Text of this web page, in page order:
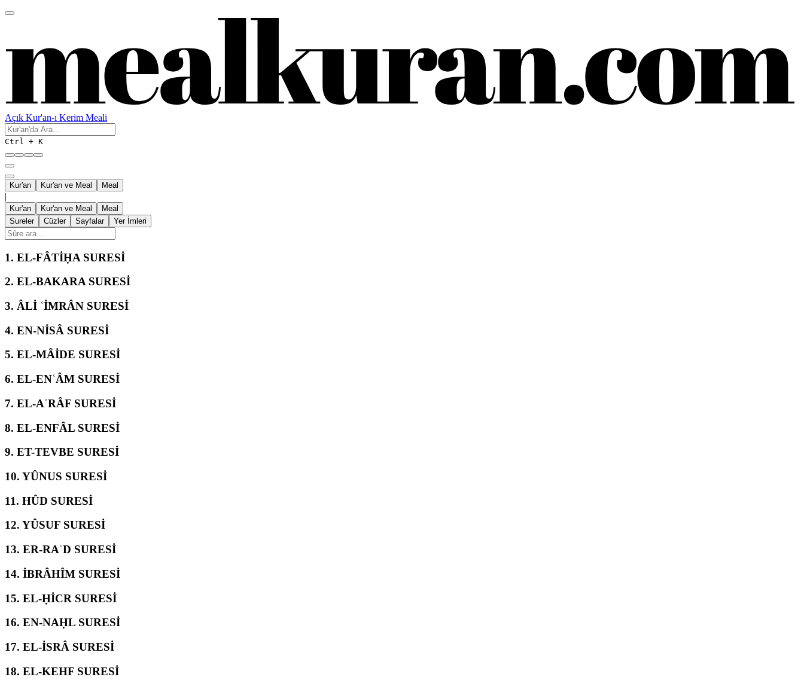
Açık Kur'an-ı Kerim Meali
Ctrl + K
Kur'an Kur'an ve Meal Meal
|
Kur'an Kur'an ve Meal
Meal
Sureler
Cüzler Sayfalar Yer İmleri
1. EL-FÂTİḤA SURESİ
2. EL-BAKARA SURESİ
3. ÂLİ ʿİMRÂN SURESİ
4. EN-NİSÂ SURESİ
5. EL-MÂİDE SURESİ
6. EL-ENʿÂM SURESİ
7. EL-AʿRÂF SURESİ
8. EL-ENFÂL SURESİ
9. ET-TEVBE SURESİ
10. YÛNUS SURESİ
11. HÛD SURESİ
12. YÛSUF SURESİ
13. ER-RAʿD SURESİ
14. İBRÂHÎM SURESİ
15. EL-ḤİCR SURESİ
16. EN-NAḤL SURESİ
17. EL-İSRÂ SURESİ
18. EL-KEHF SURESİ